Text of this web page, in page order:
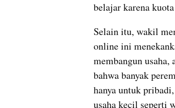
belajar karena
Selain itu, wakil
online ini
membangun usaha,
bahwa banyak
hanya untuk
usaha kecil seperti